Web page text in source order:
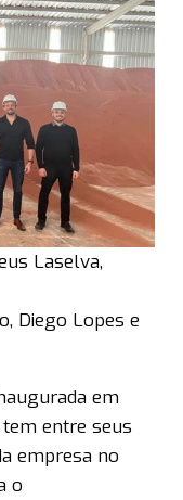
Laselva,
Diego Lopes e
em
tem entre seus
empresa no
o